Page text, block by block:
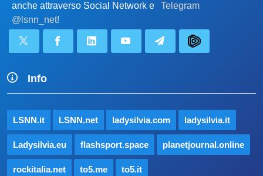
anche attraverso Social Network e
Telegram
@lsnn_net!
Info
LSNN.it LSNN.net ladysilvia.com ladysilvia.it
Ladysilvia.eu flashsport.space planetjournal.online
rockitalia.net to5.me to5.it